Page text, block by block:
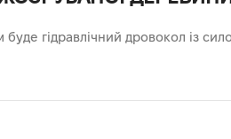
гідравлічний дровокол із